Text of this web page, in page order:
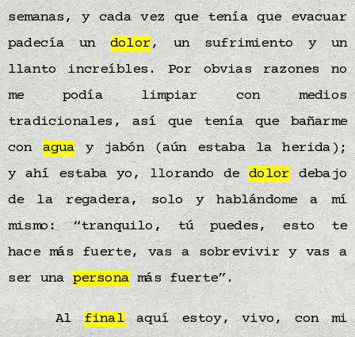
semanas, y cada vez que tenía que evacuar
padecía undolor, un sufrimiento y un
llanto increíbles. Por obvias razones no
me podía limpiar con medios
tradicionales, así que tenía que bañarme
conaguay jabón (aún estaba la herida);
y ahí estaba yo, llorando dedolordebajo
de la regadera, solo y hablándome a mí
mismo: “tranquilo, tú puedes, esto te
hace más fuerte, vas a sobrevivir y vas a
ser una persona más fuerte”.
Alfinalaquí estoy, vivo, con mi